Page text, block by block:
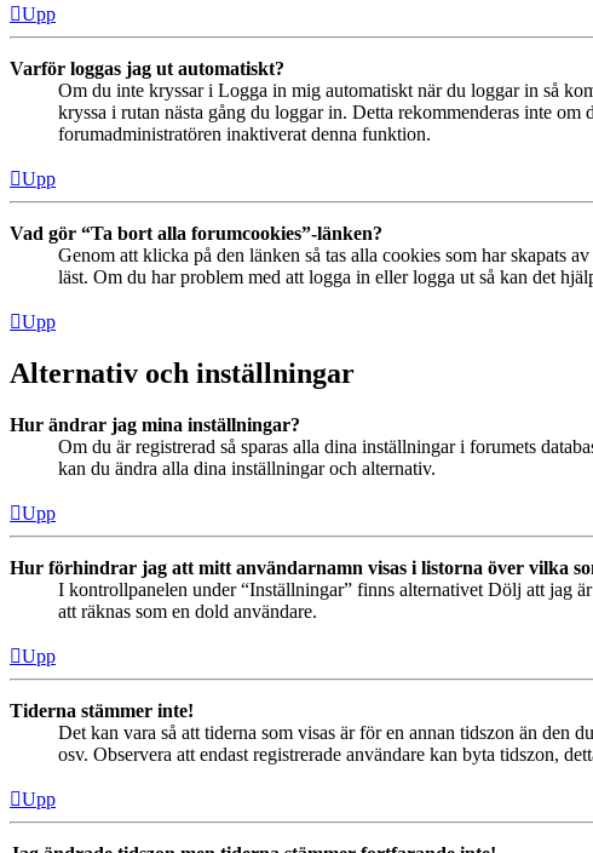
Upp
Varför loggas jag ut automatiskt?
Om du inte kryssar i Logga in mig automatiskt när du loggar in så
kryssa i rutan nästa gång du loggar in. Detta rekommenderas inte
forumadministratören inaktiverat denna funktion.
Upp
Vad gör “Ta bort alla forumcookies”-länken?
Genom att klicka på den länken så tas alla cookies som har skapats
läst. Om du har problem med att logga in eller logga ut så kan det
Upp
Alternativ och inställningar
Hur ändrar jag mina inställningar?
Om du är registrerad så sparas alla dina inställningar i forumets
kan du ändra alla dina inställningar och alternativ.
Upp
Hur förhindrar jag att mitt användarnamn visas i listorna över vilka
I kontrollpanelen under “Inställningar” finns alternativet Dölj att jag
att räknas som en dold användare.
Upp
Tiderna stämmer inte!
Det kan vara så att tiderna som visas är för en annan tidszon än
osv. Observera att endast registrerade användare kan byta tidszon,
Upp